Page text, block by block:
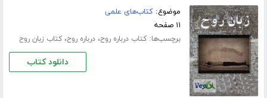
موضوع:کتاب‌های علمی
۱۱ صفحه
برچسب‌ها:کتاب درباره روح،درباره روح،کتاب زبان روح
دانلود کتاب